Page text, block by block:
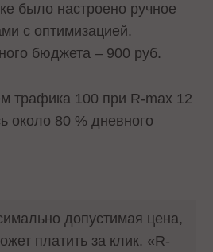
было настроено ручное
с оптимизацией.
бюджета – 900 руб.
трафика 100 при R-max 12
около 80 % дневного
допустимая цена,
платить за клик. «R-